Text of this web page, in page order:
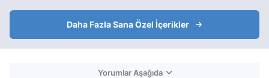
Daha Fazla Sana Özel İçerikler
Yorumlar Aşağıda